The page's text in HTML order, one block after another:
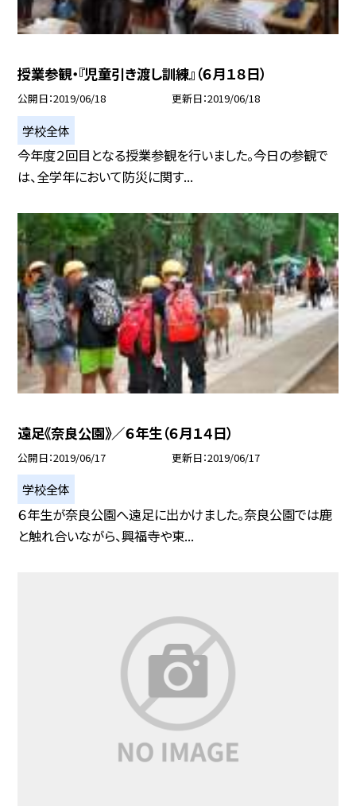
授業参観・『児童引き渡し訓練』（６月１８日）
公開日 2019/06/18 更新日 2019/06/18
学校全体
今年度２回目となる授業参観を行いました。今日の参観で
は、全学年において防災に関す...
遠足《奈良公園》／６年生（６月１４日）
公開日 2019/06/17 更新日 2019/06/17
学校全体
６年生が奈良公園へ遠足に出かけました。奈良公園では鹿
と触れ合いながら、興福寺や東...